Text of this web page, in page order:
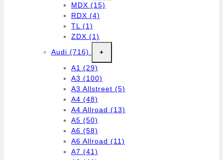
MDX (15)
RDX (4)
TL
(1)
ZDX (1)
Audi (716) +
A1 (29)
A3 (100)
A3 Allstreet (5)
A4 (48)
A4 Allroad (13)
A5 (50)
A6 (58)
A6 Allroad (11)
A7 (41)